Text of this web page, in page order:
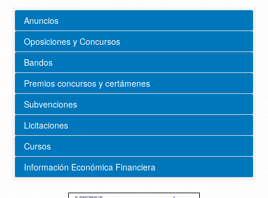
Anuncios
Oposiciones y Concursos
Bandos
Premios concursos y certámenes
Subvenciones
Licitaciones
Cursos
Información Económica Financiera